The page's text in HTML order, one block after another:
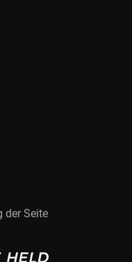
der Seite